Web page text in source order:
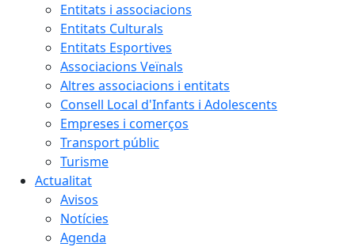
Entitats i associacions
Entitats Culturals
Entitats Esportives
Associacions Veïnals
Altres associacions i entitats
Consell Local d'Infants i Adolescents
Empreses i comerços
Transport públic
Turisme
Actualitat
Avisos
Notícies
Agenda